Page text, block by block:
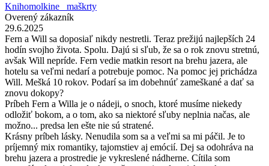
Knihomolkine_ maškrty
Overený zákazník
29.6.2025
Fern a Will sa doposiaľ nikdy nestretli. Teraz prežijú najlepších 24
hodín svojho života. Spolu. Dajú si sľub, že sa o rok znovu stretnú,
avšak Will nepríde. Fern vedie matkin resort na brehu jazera, ale
hotelu sa veľmi nedarí a potrebuje pomoc. Na pomoc jej prichádza
Will. Mešká 10 rokov. Podarí sa im dobehnúť zameškané a dať sa
znovu dokopy?
Príbeh Fern a Willa je o nádeji, o snoch, ktoré musíme niekedy
odložiť bokom, a o tom, ako sa niektoré sľuby neplnia načas, ale
možno... predsa len ešte nie sú stratené.
Krásny príbeh lásky. Nenudila som sa a veľmi sa mi páčil. Je to
príjemný mix romantiky, tajomstiev aj emócií. Dej sa odohráva na
brehu jazera a prostredie je vykreslené nádherne. Cítila som